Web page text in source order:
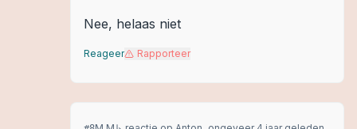
Nee, helaas niet
Reageer Rapporteer